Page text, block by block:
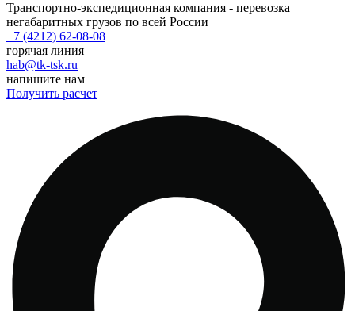
Транспортно-экспедиционная компания - перевозка
негабаритных грузов по всей России
+7 (4212) 62-08-08
горячая линия
hab@tk-tsk.ru
напишите нам
Получить расчет